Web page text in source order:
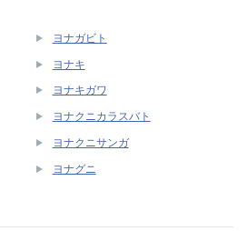
ヨナガビト
ヨナキ
ヨナキガワ
ヨナクニカラスバト
ヨナクニサンガ
ヨナグニ